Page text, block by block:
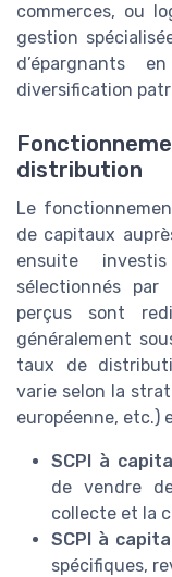
commerces, ou
gestion
d’épargnants
diversification
distribution
Le
de capitaux
ensuite
sélectionnés
perçus sont
généralement
taux de
varie selon la
européenne, etc.)
SCPI à
de vendre
collecte et la
SCPI à
spécifiques,